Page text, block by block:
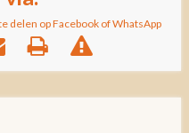
delen op Facebook of WhatsApp